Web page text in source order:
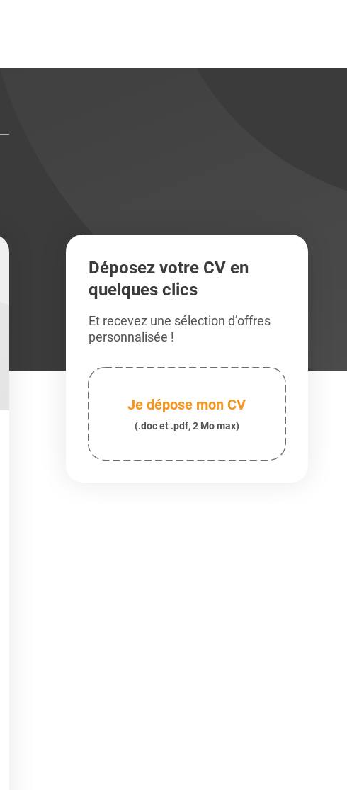
Déposez votre CV en
quelques clics
Et recevez une sélection d’offres
personnalisée !
Je dépose mon CV
(.doc et .pdf, 2 Mo max)